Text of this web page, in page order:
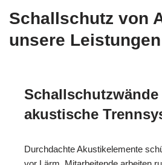
Schallschutz von
unsere Leistungen
Schallschutzwände
akustische
Durchdachte Akustikelemente